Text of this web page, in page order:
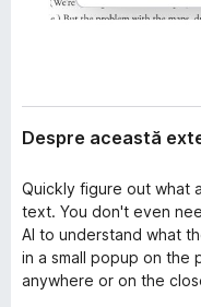
Despre această
Quickly figure out what
text. You don't even
AI to understand what
in a small popup on the
anywhere or on the